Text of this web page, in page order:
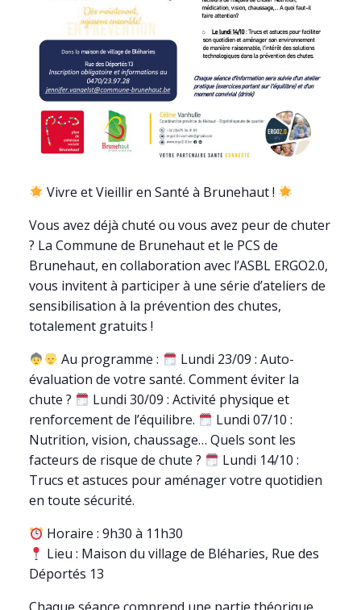
Vivre et Vieillir en Santé à Brunehaut !
Vous avez déjà chuté ou vous avez peur de chuter
? La Commune de Brunehaut et le PCS de
Brunehaut, en collaboration avec l’ASBL ERGO2.0,
vous invitent à participer à une série d’ateliers de
sensibilisation à la prévention des chutes,
totalement gratuits !
Au programme :
Lundi 23/09 : Auto-
évaluation de votre santé. Comment éviter la
chute ?
Lundi 30/09 : Activité physique et
renforcement de l’équilibre.
Lundi 07/10 :
Nutrition, vision, chaussage… Quels sont les
facteurs de risque de chute ?
Lundi 14/10 :
Trucs et astuces pour aménager votre quotidien
en toute sécurité.
Horaire : 9h30 à 11h30
Lieu : Maison du village de Bléharies, Rue des
Déportés 13